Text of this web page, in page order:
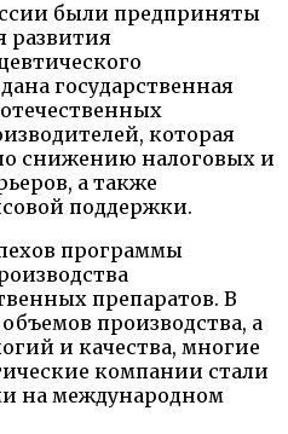
были предприняты
развития
государственная
которая
снижению налоговых и
а также
поддержки.
программы
препаратов. В
производства, а
и качества, многие
компании стали
на международном